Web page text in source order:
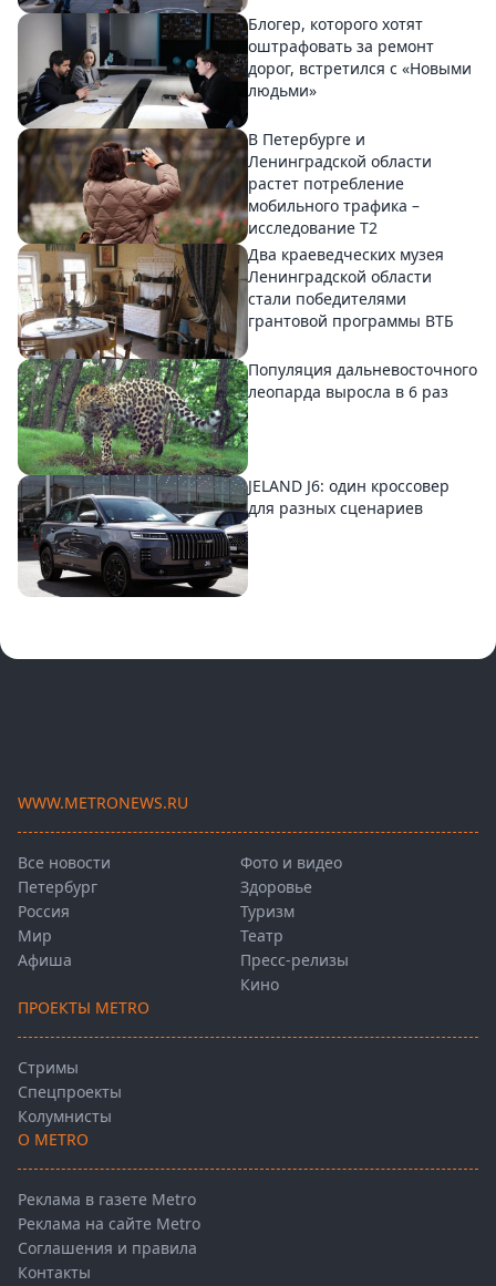
Блогер, которого хотят
оштрафовать за ремонт
дорог, встретился с «Новыми
людьми»
В Петербурге и
Ленинградской области
растет потребление
мобильного трафика –
исследование T2
Два краеведческих музея
Ленинградской области
стали победителями
грантовой программы ВТБ
Популяция дальневосточного
леопарда выросла в 6 раз
JELAND J6: один кроссовер
для разных сценариев
WWW.METRONEWS.RU
Все новости
Петербург
Россия
Мир
Афиша
Фото и видео
Здоровье
Туризм
Театр
Пресс-релизы
Кино
ПРОЕКТЫ METRO
Стримы
Спецпроекты
Колумнисты
О METRO
Реклама в газете Metro
Реклама на сайте Metro
Соглашения и правила
Контакты